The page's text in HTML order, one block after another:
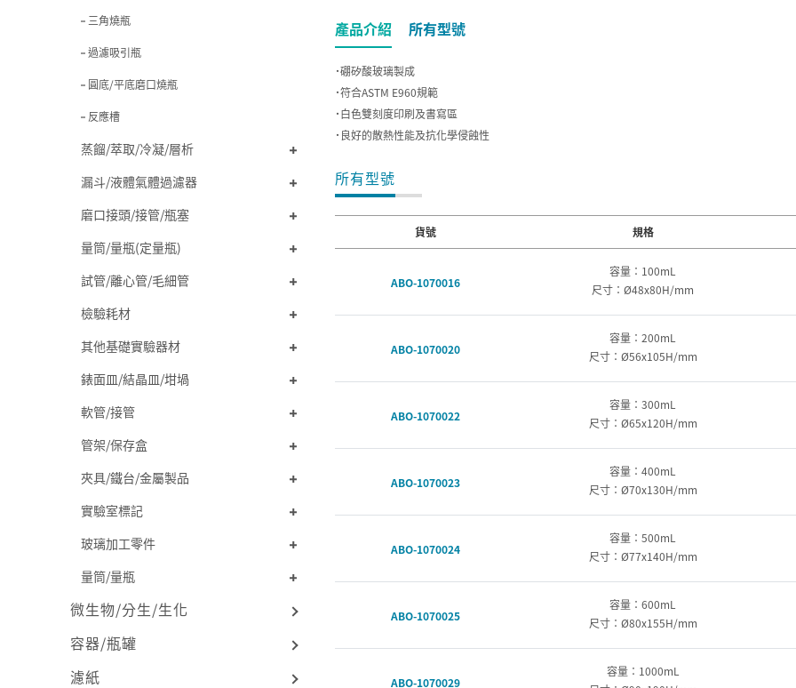
三角燒瓶
過濾吸引瓶
圓底/平底磨口燒瓶
反應槽
蒸餾/萃取/冷凝/層析
漏斗/液體氣體過濾器
磨口接頭/接管/瓶塞
量筒/量瓶(定量瓶)
試管/離心管/毛細管
檢驗耗材
其他基礎實驗器材
錶面皿/結晶皿/坩堝
軟管/接管
管架/保存盒
夾具/鐵台/金屬製品
實驗室標記
玻璃加工零件
量筒/量瓶
微生物/分生/生化
容器/瓶罐
濾紙
產品介紹 所有型號
˙硼矽酸玻璃製成
˙符合ASTM E960規範
˙白色雙刻度印刷及書寫區
˙良好的散熱性能及抗化學侵蝕性
所有型號
貨號 規格
ABO-1070016
容量：100mL
尺寸：Ø48x80H/mm
ABO-1070020
容量：200mL
尺寸：Ø56x105H/mm
ABO-1070022
容量：300mL
尺寸：Ø65x120H/mm
ABO-1070023
容量：400mL
尺寸：Ø70x130H/mm
ABO-1070024
容量：500mL
尺寸：Ø77x140H/mm
ABO-1070025
容量：600mL
尺寸：Ø80x155H/mm
ABO-1070029
容量：1000mL